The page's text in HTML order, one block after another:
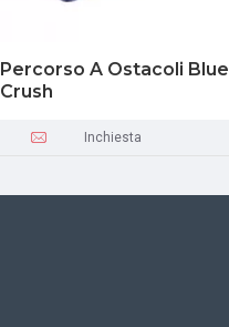
Percorso A Ostacoli Blue
Crush
Inchiesta